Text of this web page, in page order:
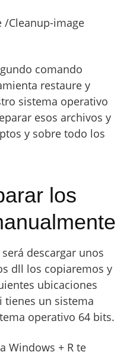
/Cleanup-image
comando
restaure y
sistema operativo
esos archivos y
y sobre todo los
los
descargar unos
dll los copiaremos y
ubicaciones
tienes un sistema
operativo 64 bits.
Windows + R te